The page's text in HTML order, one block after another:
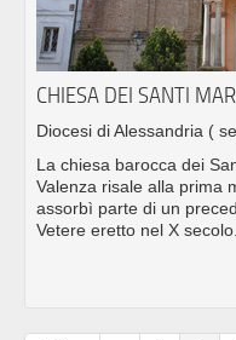
CHIESA DEI SANTI
Diocesi di Alessandria (
La chiesa barocca dei
Valenza risale alla prima
assorbì parte di un
Vetere eretto nel X secolo.